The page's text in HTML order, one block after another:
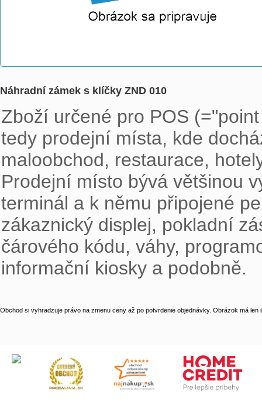
Náhradní zámek s klíčky ZND 010
Zboží určené pro POS
tedy prodejní místa, kde
maloobchod, restaurace,
Prodejní místo bývá většinou
terminál a k němu připojené
zákaznický displej, pokladní
čárového kódu, váhy,
informační kiosky a podobně.
Obchod si vyhradzuje právo na zmenu ceny až po potvrdenie objednávky. Obrázok má len